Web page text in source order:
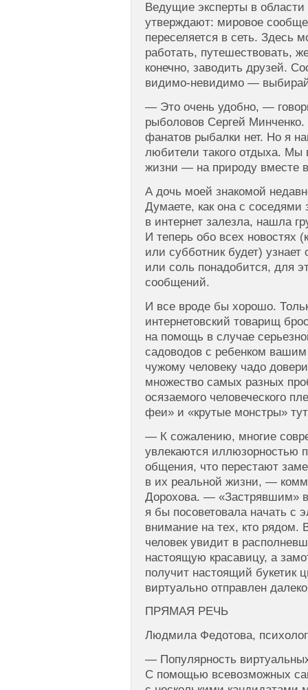
Ведущие эксперты в области
утверждают: мировое
переселяется в сеть. Здесь
работать, путешествовать,
конечно, заводить друзей.
видимо-невидимо — выбирай
— Это очень удобно, —
рыболовов Сергей
фанатов рыбалки нет. Но я
любители такого отдыха. Мы
жизни — на природу вместе
А дочь моей знакомой
Думаете, как она с
в интернет залезла, нашла
И теперь обо всех новостях
или субботник будет)
или соль понадобится, для
сообщений.
И все вроде бы хорошо.
интернетовский товарищ
на помощь в случае
садоводов с ребенком
чужому человеку чадо
множество самых разных
осязаемого человеческого
феи» и «крутые монстры»
— К сожалению, многие
увлекаются иллюзорностью
общения, что перестают
в их реальной жизни, —
Дорохова. — «Застрявшим»
я бы посоветовала начать с
внимание на тех, кто рядом.
человек увидит в
настоящую красавицу, а
получит настоящий букетик
виртуально отправлен
ПРЯМАЯ РЕЧЬ
Людмила Федотова,
— Популярность
С помощью всевозможных